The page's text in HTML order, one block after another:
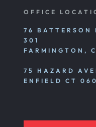
OFFICE
76 BATTERSON
301
FARMINGTON,
75 HAZARD
ENFIELD CT